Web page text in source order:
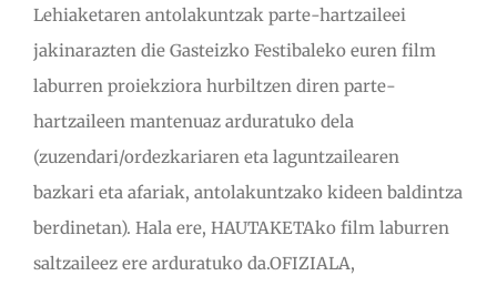
Lehiaketaren antolakuntzak parte-hartzaileei
jakinarazten die Gasteizko Festibaleko euren film
laburren proiekziora hurbiltzen diren parte-
hartzaileen mantenuaz arduratuko dela
(zuzendari/ordezkariaren eta laguntzailearen
bazkari eta afariak, antolakuntzako kideen baldintza
berdinetan). Hala ere, HAUTAKETAko film laburren
saltzaileez ere arduratuko da.OFIZIALA,